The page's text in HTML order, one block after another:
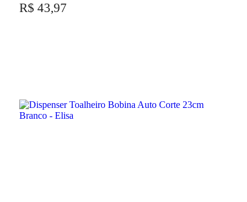
R$ 43,97